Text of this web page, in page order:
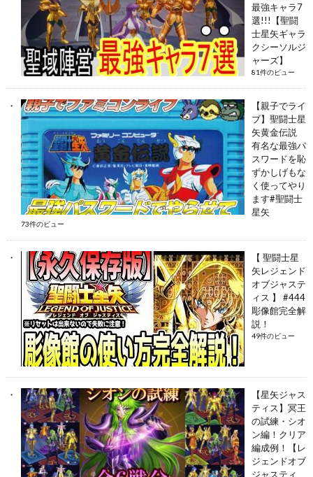
最強キャラ7
選!!!【聖闘
士星矢ギャラ
クシーソルジ
ャーズ】
81件のビュー
【親子でライ
ブ】聖闘士星
矢黄金伝説
有名な最強パ
スワードを恥
ずかしげもな
く使ってやり
ます#聖闘士
星矢
73件のビュー
【 聖闘士星
矢レジェンド
オブジャステ
ィス 】 #444
彫像館完全解
説！
49件のビュー
【星矢ジャス
ティス】冥王
の試練・シオ
ン編！クリア
編成例！【レ
ジェンドオブ
ジャスティ